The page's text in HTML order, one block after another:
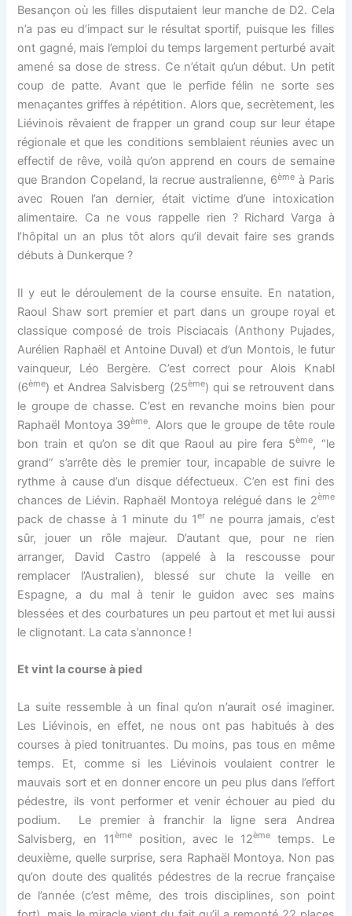
Besançon où les filles disputaient leur manche de D2. Cela
n’a pas eu d’impact sur le résultat sportif, puisque les filles
ont gagné, mais l’emploi du temps largement perturbé avait
amené sa dose de stress. Ce n’était qu’un début. Un petit
coup de patte. Avant que le perfide félin ne sorte ses
menaçantes griffes à répétition. Alors que, secrètement, les
Liévinois rêvaient de frapper un grand coup sur leur étape
régionale et que les conditions semblaient réunies avec un
effectif de rêve, voilà qu’on apprend en cours de semaine
que Brandon Copeland, la recrue australienne, 6èmeà Paris
avec Rouen l’an dernier, était victime d’une intoxication
alimentaire. Ca ne vous rappelle rien ? Richard Varga à
l’hôpital un an plus tôt alors qu’il devait faire ses grands
débuts à Dunkerque ?
Il y eut le déroulement de la course ensuite. En natation,
Raoul Shaw sort premier et part dans un groupe royal et
classique composé de trois Pisciacais (Anthony Pujades,
Aurélien Raphaël et Antoine Duval) et d’un Montois, le futur
vainqueur, Léo Bergère. C’est correct pour Alois Knabl
(6ème) et Andrea Salvisberg (25ème) qui se retrouvent dans
le groupe de chasse. C’est en revanche moins bien pour
Raphaël Montoya 39ème. Alors que le groupe de tête roule
bon train et qu’on se dit que Raoul au pire fera 5ème, “le
grand” s’arrête dès le premier tour, incapable de suivre le
rythme à cause d’un disque défectueux. C’en est fini des
chances de Liévin. Raphaël Montoya relégué dans le 2ème
pack de chasse à 1 minute du 1er ne pourra jamais, c’est
sûr, jouer un rôle majeur. D’autant que, pour ne rien
arranger, David Castro (appelé à la rescousse pour
remplacer l’Australien), blessé sur chute la veille en
Espagne, a du mal à tenir le guidon avec ses mains
blessées et des courbatures un peu partout et met lui aussi
le clignotant. La cata s’annonce !
Et vint la course à pied
La suite ressemble à un final qu’on n’aurait osé imaginer.
Les Liévinois, en effet, ne nous ont pas habitués à des
courses à pied tonitruantes. Du moins, pas tous en même
temps. Et, comme si les Liévinois voulaient contrer le
mauvais sort et en donner encore un peu plus dans l’effort
pédestre, ils vont performer et venir échouer au pied du
podium. Le premier à franchir la ligne sera Andrea
Salvisberg, en 11èmeposition, avec le 12ème
temps. Le
deuxième, quelle surprise, sera Raphaël Montoya. Non pas
qu’on doute des qualités pédestres de la recrue française
de l’année (c’est même, des trois disciplines, son point